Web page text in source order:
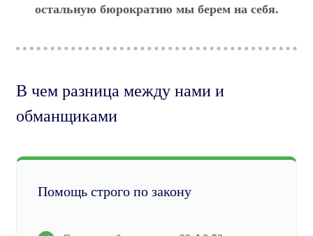
остальную бюрократию мы берем на себя.
В чем разница между нами и
обманщиками
Помощь строго по закону